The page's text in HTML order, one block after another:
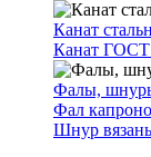
Канат
Канат ГОСТ
Фалы,
Фал
Шнур